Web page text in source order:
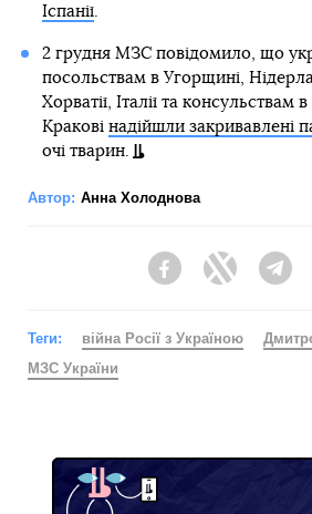
Іспанії.
2 грудня МЗС повідомило, що
посольствам в Угорщині,
Хорватії, Італії та консульствам
Кракові надійшли закривавлені
очі тварин.
Автор: Анна Холоднова
FacebookTwitter
Теги: війна Росії з Україною
МЗС України